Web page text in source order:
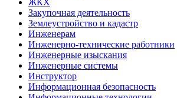
ЖКХ
Закупочная деятельность
Землеустройство и кадастр
Инженерам
Инженерно-технические работники
Инженерные изыскания
Инженерные системы
Инструктор
Информационная безопасность